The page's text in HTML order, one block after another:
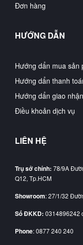
Đơn hàng
HƯỚNG DẪN
Hướng dẩn mua sản
Hướng dẩn thanh
Hướng dẩn giao nhận
Điều khoản dịch vụ
LIÊN HỆ
Trụ sở chính: 78/9A
Q12, Tp.HCM
Showroom: 27/1/32
Số ĐKKD: 0314896242
Phone: 0877 240 240